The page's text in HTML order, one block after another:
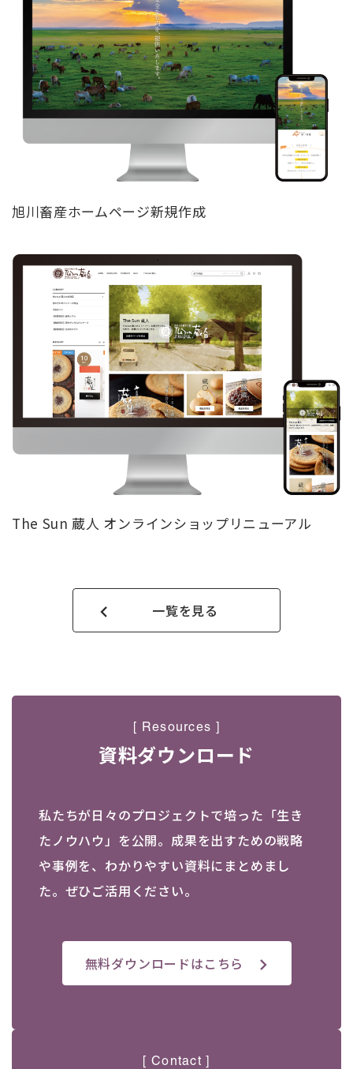
旭川畜産ホームページ新規作成
The Sun 蔵人 オンラインショップリニューアル
一覧を見る
[ Resources ]
資料ダウンロード
私たちが日々のプロジェクトで培った「生き
たノウハウ」を公開。成果を出すための戦略
や事例を、わかりやすい資料にまとめまし
た。ぜひご活用ください。
無料ダウンロードはこちら
[ Contact ]